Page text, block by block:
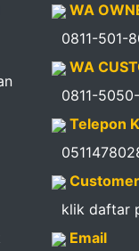
WA
0811-501-
WA
0811-
Telepon
klik daftar
Email